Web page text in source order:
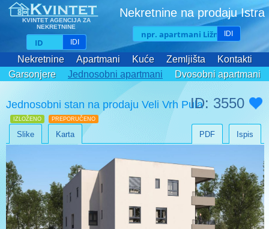
KVINTET AGENCIJA ZA
NEKRETNINE
Nekretnine na prodaju Istra
IDI
IDI
Nekretnine Apartmani Kuće Zemljišta
Kontakti
Garsonjere
Jednosobni apartmani
Dvosobni apartmani
Trosobni apartmani
Jednosobni stan na prodaju Veli Vrh Pula
IZLOŽENO PREPORUČENO
ID: 3550
Slike Karta Ispis
PDF